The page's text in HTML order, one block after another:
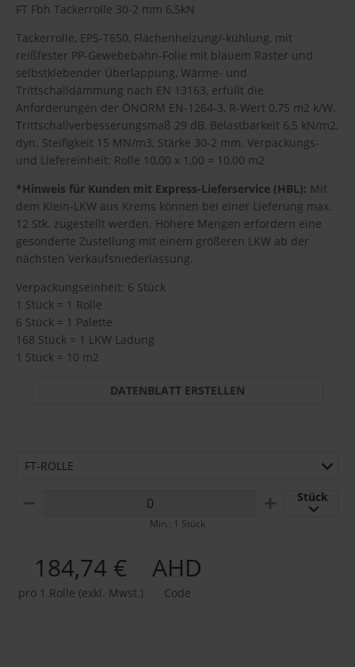
FT Fbh Tackerrolle 30-2 mm 6,5kN
Tackerrolle, EPS-T650, Flächenheizung/-kühlung, mit
reißfester PP-Gewebebahn-Folie mit blauem Raster und
selbstklebender Überlappung, Wärme- und
Trittschalldämmung nach EN 13163, erfüllt die
Anforderungen der ÖNORM EN-1264-3, R-Wert 0,75 m2 k/W,
Trittschallverbesserungsmaß 29 dB, Belastbarkeit 6,5 kN/m2,
dyn. Steifigkeit 15 MN/m3, Stärke 30-2 mm. Verpackungs-
und Liefereinheit: Rolle 10,00 x 1,00 = 10,00 m2
*Hinweis für Kunden mit Express-Lieferservice (HBL): Mit
dem Klein-LKW aus Krems können bei einer Lieferung max.
12 Stk. zugestellt werden. Höhere Mengen erfordern eine
gesonderte Zustellung mit einem größeren LKW ab der
nächsten Verkaufsniederlassung.
Verpackungseinheit: 6 Stück
1 Stück = 1 Rolle
6 Stück = 1 Palette
168 Stück = 1 LKW Ladung
1 Stück = 10 m2
DATENBLATT ERSTELLEN
FT-ROLLE
MINUS PLUS
Stück
Min.: 1 Stück
184,74 €
pro 1 Rolle (exkl. Mwst.)
AHD
Code